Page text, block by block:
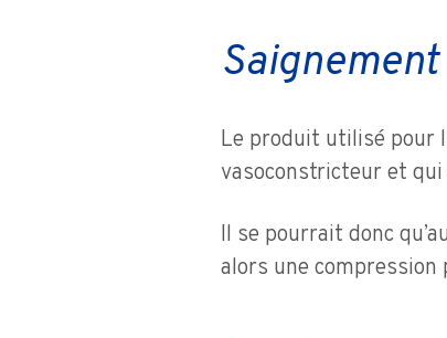
Saignement
Le produit utilisé pour
vasoconstricteur et
Il se pourrait donc
alors une